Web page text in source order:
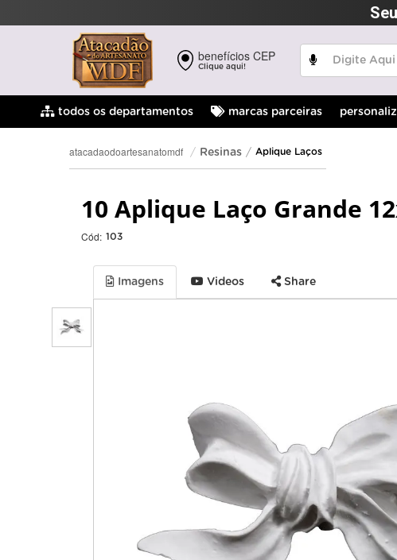
benefícios CEP
Clique aqui!
todos os departamentos marcas parceiras
atacadaodoartesanatomdf Resinas Aplique Laços
10 Aplique Laço Grande
Cód: 103
Imagens Videos Share